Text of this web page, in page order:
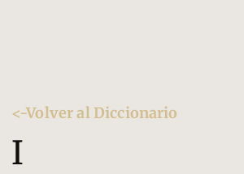
<-Volver al Diccionario
I